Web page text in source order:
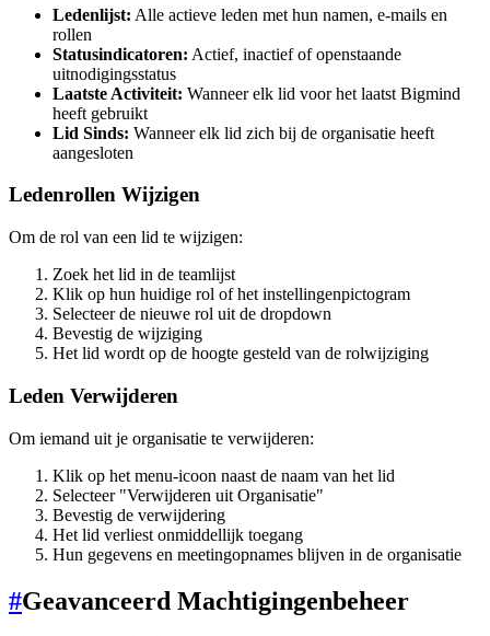
Ledenlijst: Alle actieve leden met hun namen, e-mails en
rollen
Statusindicatoren: Actief, inactief of openstaande
uitnodigingsstatus
Laatste Activiteit: Wanneer elk lid voor het laatst Bigmind
heeft gebruikt
Lid Sinds: Wanneer elk lid zich bij de organisatie heeft
aangesloten
Ledenrollen Wijzigen
Om de rol van een lid te wijzigen:
Zoek het lid in de teamlijst
Klik op hun huidige rol of het instellingenpictogram
Selecteer de nieuwe rol uit de dropdown
Bevestig de wijziging
Het lid wordt op de hoogte gesteld van de rolwijziging
Leden Verwijderen
Om iemand uit je organisatie te verwijderen:
Klik op het menu-icoon naast de naam van het lid
Selecteer "Verwijderen uit Organisatie"
Bevestig de verwijdering
Het lid verliest onmiddellijk toegang
Hun gegevens en meetingopnames blijven in de organisatie
#Geavanceerd Machtigingenbeheer